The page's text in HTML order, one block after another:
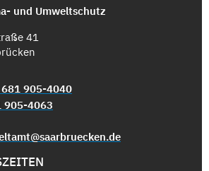
und Umweltschutz
41
905-4040
905-4063